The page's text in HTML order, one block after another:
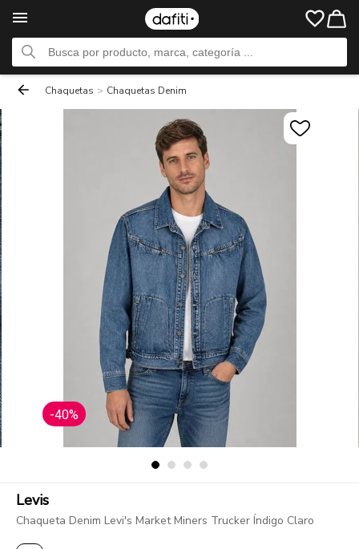
Chaquetas > Chaquetas Denim
-40%
Levis
Chaqueta Denim Levi's Market Miners Trucker Índigo Claro